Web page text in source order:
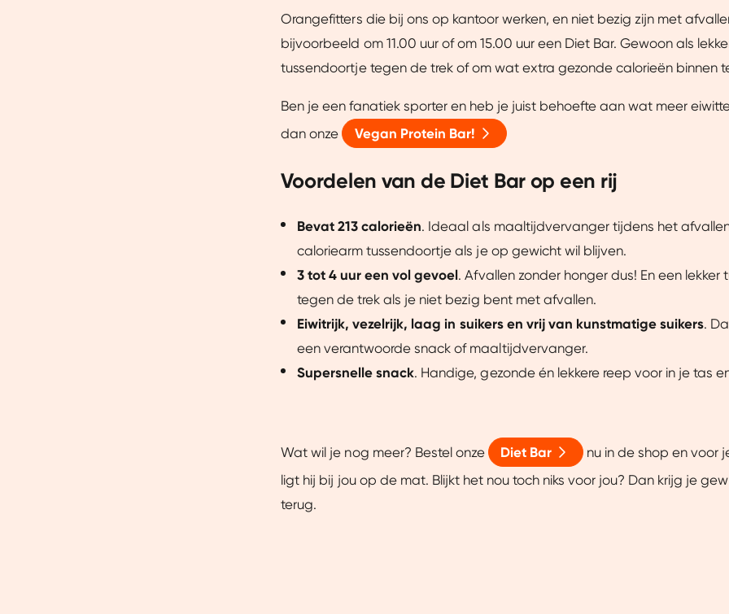
gebruiksgemak vergroten. Daarnaast helpen ze ons om onze website te verbeteren. We
onze vertrouwde partners om je een gepersonaliseerde ervaring te bieden. Meer weten?
Aanpassen
Orangefitters die bij ons op kantoor werken, en niet bezig zijn met
bijvoorbeeld om 11.00 uur of om 15.00 uur een Diet Bar. Gewoon als
tussendoortje tegen de trek of om wat extra gezonde calorieën binnen
Ben je een fanatiek sporter en heb je juist behoefte aan wat meer
dan onze
Vegan Protein Bar!
Voordelen van de Diet Bar op een rij
Bevat 213 calorieën. Ideaal als maaltijdvervanger tijdens het
caloriearm tussendoortje als je op gewicht wil blijven.
3 tot 4 uur een vol gevoel. Afvallen zonder honger dus! En een lekker
tegen de trek als je niet bezig bent met afvallen.
Eiwitrijk, vezelrijk, laag in suikers en vrij van kunstmatige suikers.
een verantwoorde snack of maaltijdvervanger.
Supersnelle snack. Handige, gezonde én lekkere reep voor in je tas
Wat wil je nog meer? Bestel onze Diet Bar
nu in de shop en voor
ligt hij bij jou op de mat. Blijkt het nou toch niks voor jou? Dan krijg je
terug.